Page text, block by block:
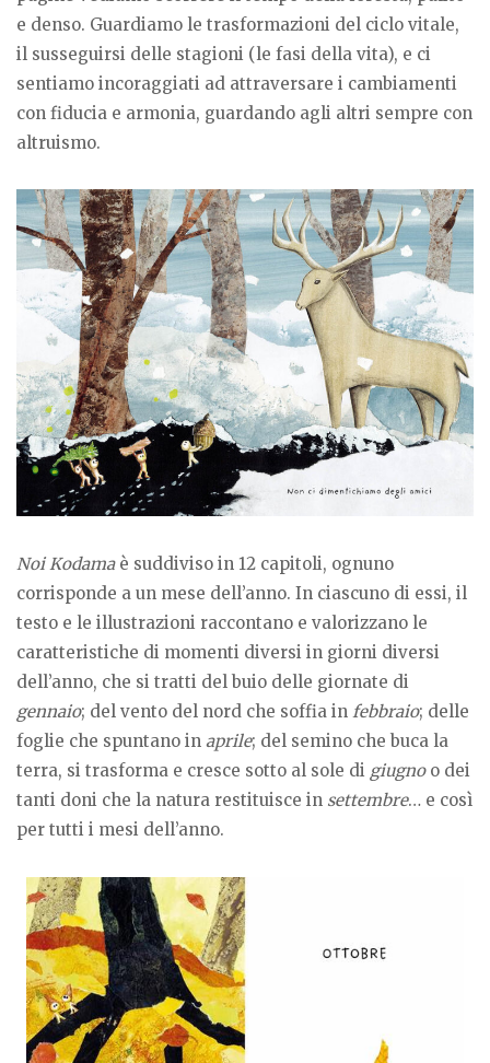
e denso. Guardiamo le trasformazioni del ciclo vitale,
il susseguirsi delle stagioni (le fasi della vita), e ci
sentiamo incoraggiati ad attraversare i cambiamenti
con fiducia e armonia, guardando agli altri sempre con
altruismo.
Noi Kodamaè suddiviso in 12 capitoli, ognuno
corrisponde a un mese dell’anno. In ciascuno di essi, il
testo e le illustrazioni raccontano e valorizzano le
caratteristiche di momenti diversi in giorni diversi
dell’anno, che si tratti del buio delle giornate di
gennaio; del vento del nord che soffia in febbraio; delle
foglie che spuntano in aprile; del semino che buca la
terra, si trasforma e cresce sotto al sole di giugnoo dei
tanti doni che la natura restituisce in settembre… e così
per tutti i mesi dell’anno.